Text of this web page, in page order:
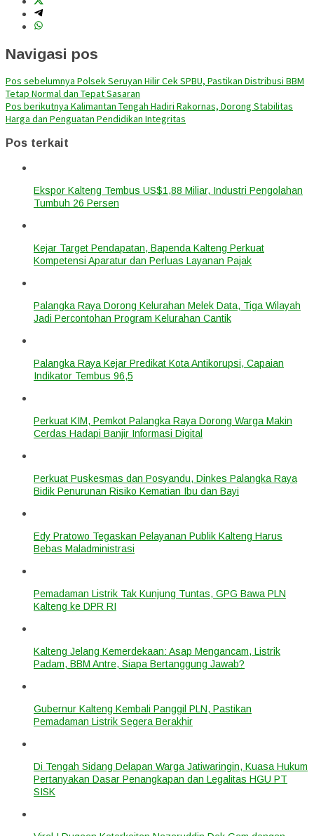
Navigasi pos
Pos sebelumnya Polsek Seruyan Hilir Cek SPBU, Pastikan Distribusi BBM
Tetap Normal dan Tepat Sasaran
Pos berikutnya Kalimantan Tengah Hadiri Rakornas, Dorong Stabilitas
Harga dan Penguatan Pendidikan Integritas
Pos terkait
Ekspor Kalteng Tembus US$1,88 Miliar, Industri Pengolahan
Tumbuh 26 Persen
Kejar Target Pendapatan, Bapenda Kalteng Perkuat
Kompetensi Aparatur dan Perluas Layanan Pajak
Palangka Raya Dorong Kelurahan Melek Data, Tiga Wilayah
Jadi Percontohan Program Kelurahan Cantik
Palangka Raya Kejar Predikat Kota Antikorupsi, Capaian
Indikator Tembus 96,5
Perkuat KIM, Pemkot Palangka Raya Dorong Warga Makin
Cerdas Hadapi Banjir Informasi Digital
Perkuat Puskesmas dan Posyandu, Dinkes Palangka Raya
Bidik Penurunan Risiko Kematian Ibu dan Bayi
Edy Pratowo Tegaskan Pelayanan Publik Kalteng Harus
Bebas Maladministrasi
Pemadaman Listrik Tak Kunjung Tuntas, GPG Bawa PLN
Kalteng ke DPR RI
Kalteng Jelang Kemerdekaan: Asap Mengancam, Listrik
Padam, BBM Antre, Siapa Bertanggung Jawab?
Gubernur Kalteng Kembali Panggil PLN, Pastikan
Pemadaman Listrik Segera Berakhir
Di Tengah Sidang Delapan Warga Jatiwaringin, Kuasa Hukum
Pertanyakan Dasar Penangkapan dan Legalitas HGU PT
SISK